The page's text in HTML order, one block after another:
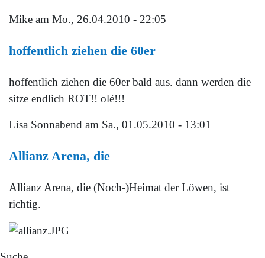
Mike am Mo., 26.04.2010 - 22:05
hoffentlich ziehen die 60er
hoffentlich ziehen die 60er bald aus. dann werden die
sitze endlich ROT!! olé!!!
Lisa Sonnabend am Sa., 01.05.2010 - 13:01
Allianz Arena, die
Allianz Arena, die (Noch-)Heimat der Löwen, ist
richtig.